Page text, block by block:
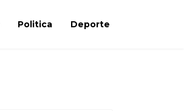
Politica Deporte